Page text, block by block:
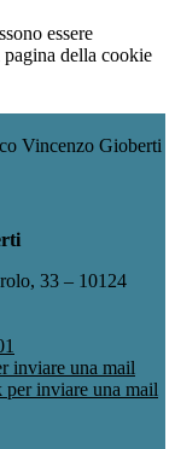
essere
della cookie
Vincenzo Gioberti
33 – 10124
inviare una mail
inviare una mail